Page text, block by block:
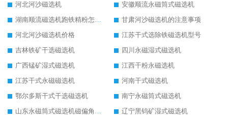
河北河沙磁选机
安徽顺流永磁筒式磁选机
湖南顺流磁选机跑铁精粉怎么处理
甘肃河沙磁选机的注意事项
河北河沙磁选机价格
江苏干式选除铁磁选机型号
吉林铁矿干选磁选机
四川永磁湿式磁选机
广西锰矿湿式磁选机
江西干粉永磁选机
江苏干式永磁磁选机
河南干式磁选机
鄂尔多斯干式干选磁选机
南宁永磁筒式磁选机
山东永磁筒式磁选机磁偏角怎么调整
辽宁黑钨矿湿式磁选机